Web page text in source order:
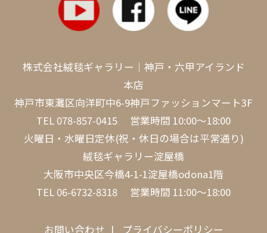
株式会社絨毯ギャラリー｜神戸・六甲アイランド
本店
神戸市東灘区向洋町中6-9神戸ファッションマート3F
TEL 078-857-0415 営業時間 10:00～18:00
火曜日・水曜日定休(祝・休日の場合は平常通り)
絨毯ギャラリー淀屋橋
大阪市中央区今橋4-1-1淀屋橋odona1階
TEL 06-6732-8318 営業時間 11:00～18:00
お問い合わせ プライバシーポリシー